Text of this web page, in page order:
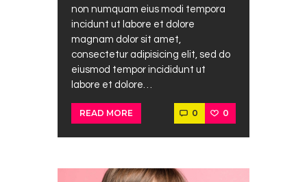
non numquam eius modi tempora
incidunt ut labore et dolore
magnam dolor sit amet,
consectetur adipisicing elit, sed do
eiusmod tempor incididunt ut
labore et dolore…
READ MORE 0 0